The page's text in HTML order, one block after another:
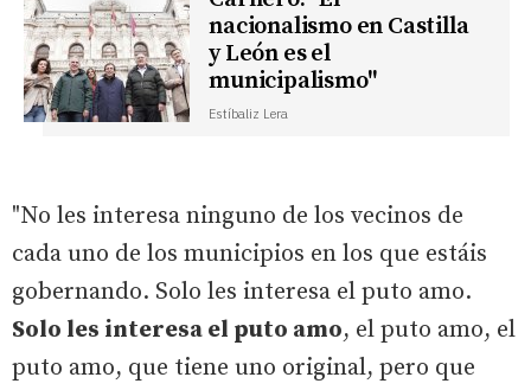
nacionalismo en Castilla
y León es el
municipalismo"
Estíbaliz Lera
"No les interesa ninguno de los vecinos de
cada uno de los municipios en los que estáis
gobernando. Solo les interesa el puto amo.
Solo les interesa el puto amo, el puto amo, el
puto amo, que tiene uno original, pero que